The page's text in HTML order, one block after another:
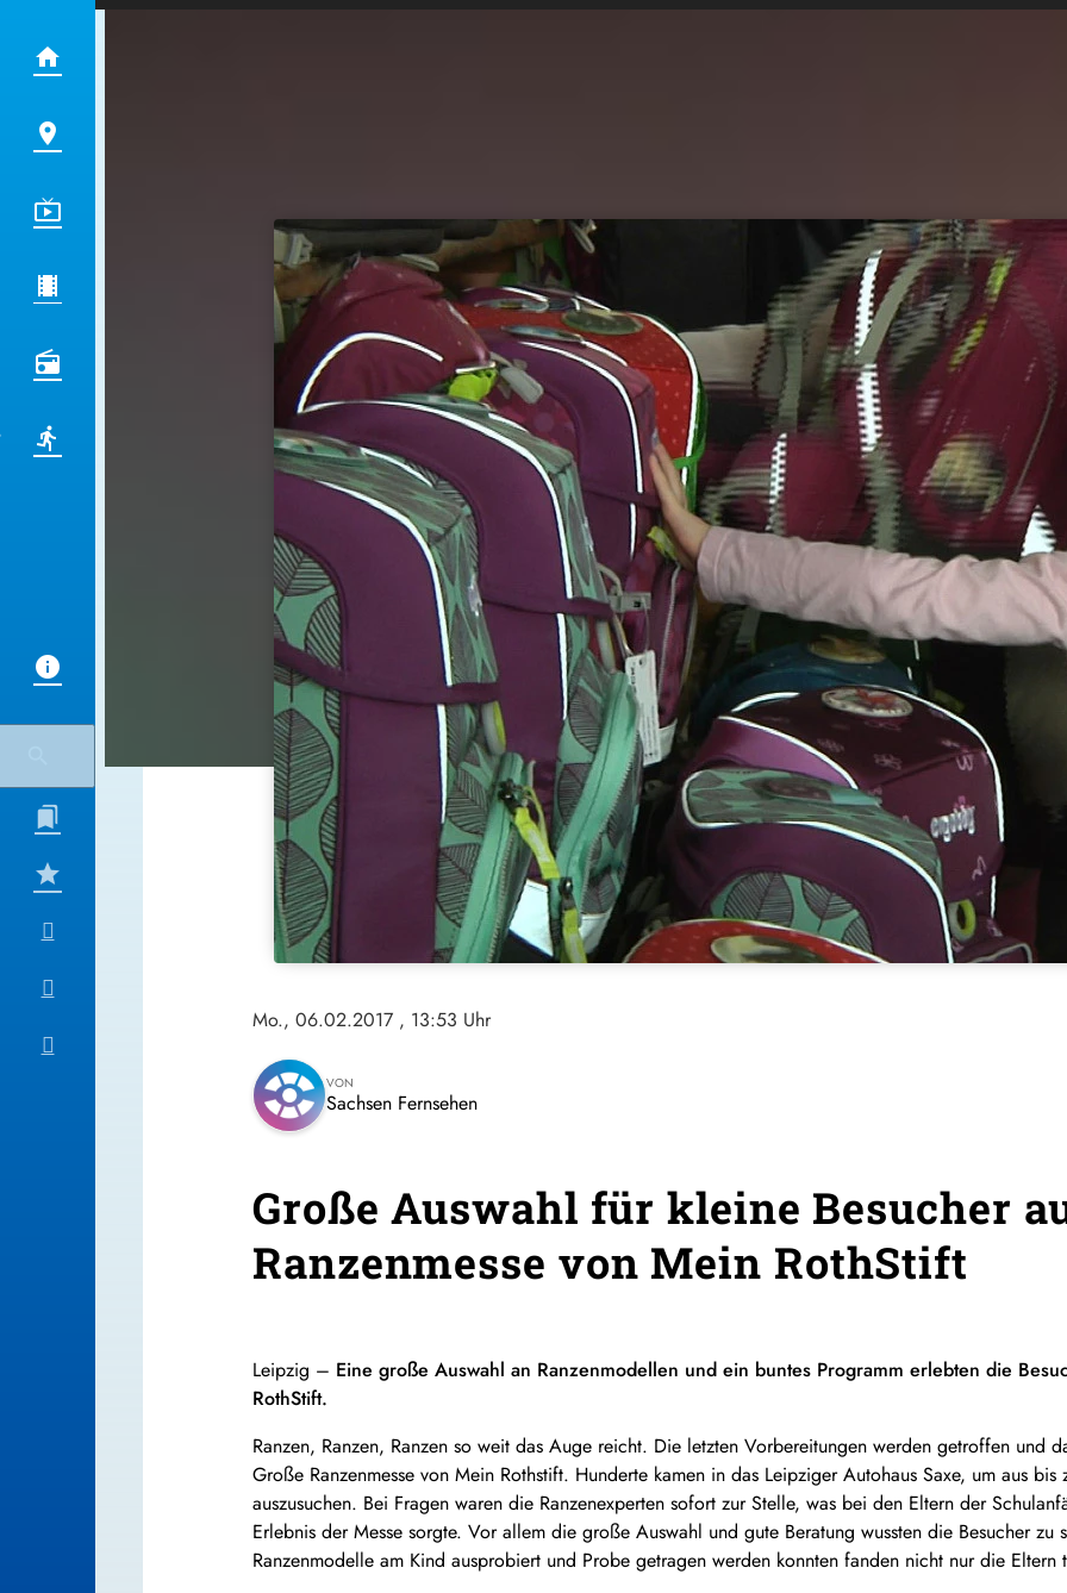
Mo., 06.02.2017 , 13:53 Uhr
VON
Sachsen Fernsehen
Große Auswahl für kleine Besucher
Ranzenmesse von Mein RothStift
Leipzig – Eine große Auswahl an Ranzenmodellen und ein buntes Programm erlebten die
RothStift.
Ranzen, Ranzen, Ranzen so weit das Auge reicht. Die letzten Vorbereitungen werden getroffen
Große Ranzenmesse von Mein Rothstift. Hunderte kamen in das Leipziger Autohaus Saxe, um aus
auszusuchen. Bei Fragen waren die Ranzenexperten sofort zur Stelle, was bei den Eltern der
Erlebnis der Messe sorgte. Vor allem die große Auswahl und gute Beratung wussten die Besucher zu
Ranzenmodelle am Kind ausprobiert und Probe getragen werden konnten fanden nicht nur die Eltern